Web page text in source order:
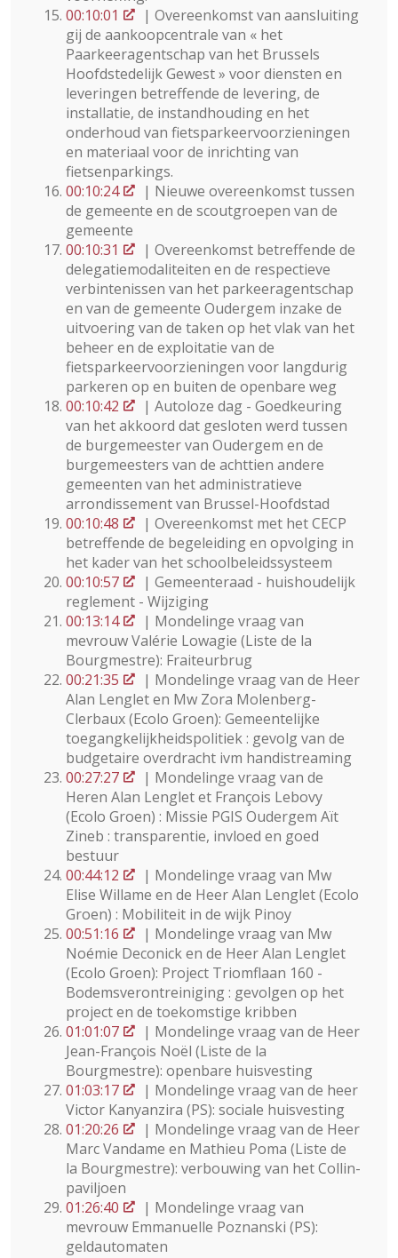
00:10:01
| Overeenkomst van aansluiting
gij de aankoopcentrale van « het
Paarkeeragentschap van het Brussels
Hoofdstedelijk Gewest » voor diensten en
leveringen betreffende de levering, de
installatie, de instandhouding en het
onderhoud van fietsparkeervoorzieningen
en materiaal voor de inrichting van
fietsenparkings.
00:10:24
| Nieuwe overeenkomst tussen
de gemeente en de scoutgroepen van de
gemeente
00:10:31
| Overeenkomst betreffende de
delegatiemodaliteiten en de respectieve
verbintenissen van het parkeeragentschap
en van de gemeente Oudergem inzake de
uitvoering van de taken op het vlak van het
beheer en de exploitatie van de
fietsparkeervoorzieningen voor langdurig
parkeren op en buiten de openbare weg
00:10:42
| Autoloze dag - Goedkeuring
van het akkoord dat gesloten werd tussen
de burgemeester van Oudergem en de
burgemeesters van de achttien andere
gemeenten van het administratieve
arrondissement van Brussel-Hoofdstad
00:10:48
| Overeenkomst met het CECP
betreffende de begeleiding en opvolging in
het kader van het schoolbeleidssysteem
00:10:57
| Gemeenteraad - huishoudelijk
reglement - Wijziging
00:13:14
| Mondelinge vraag van
mevrouw Valérie Lowagie (Liste de la
Bourgmestre): Fraiteurbrug
00:21:35
| Mondelinge vraag van de Heer
Alan Lenglet en Mw Zora Molenberg-
Clerbaux (Ecolo Groen): Gemeentelijke
toegangkelijkheidspolitiek : gevolg van de
budgetaire overdracht ivm handistreaming
00:27:27
| Mondelinge vraag van de
Heren Alan Lenglet et François Lebovy
(Ecolo Groen) : Missie PGIS Oudergem Aït
Zineb : transparentie, invloed en goed
bestuur
00:44:12
| Mondelinge vraag van Mw
Elise Willame en de Heer Alan Lenglet (Ecolo
Groen) : Mobiliteit in de wijk Pinoy
00:51:16
| Mondelinge vraag van Mw
Noémie Deconick en de Heer Alan Lenglet
(Ecolo Groen): Project Triomflaan 160 -
Bodemsverontreiniging : gevolgen op het
project en de toekomstige kribben
01:01:07
| Mondelinge vraag van de Heer
Jean-François Noël (Liste de la
Bourgmestre): openbare huisvesting
01:03:17
| Mondelinge vraag van de heer
Victor Kanyanzira (PS): sociale huisvesting
01:20:26
| Mondelinge vraag van de Heer
Marc Vandame en Mathieu Poma (Liste de
la Bourgmestre): verbouwing van het Collin-
paviljoen
01:26:40
| Mondelinge vraag van
mevrouw Emmanuelle Poznanski (PS):
geldautomaten